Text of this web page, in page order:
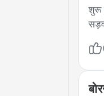
शुरू